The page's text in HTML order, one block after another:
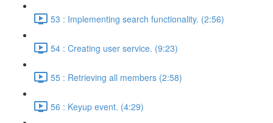
53 : Implementing search functionality. (2:56)
54 : Creating user service. (9:23)
55 : Retrieving all members (2:58)
56 : Keyup event. (4:29)